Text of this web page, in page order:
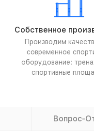
Собственное
Производим
современное
оборудование:
спортивные
Вопрос-